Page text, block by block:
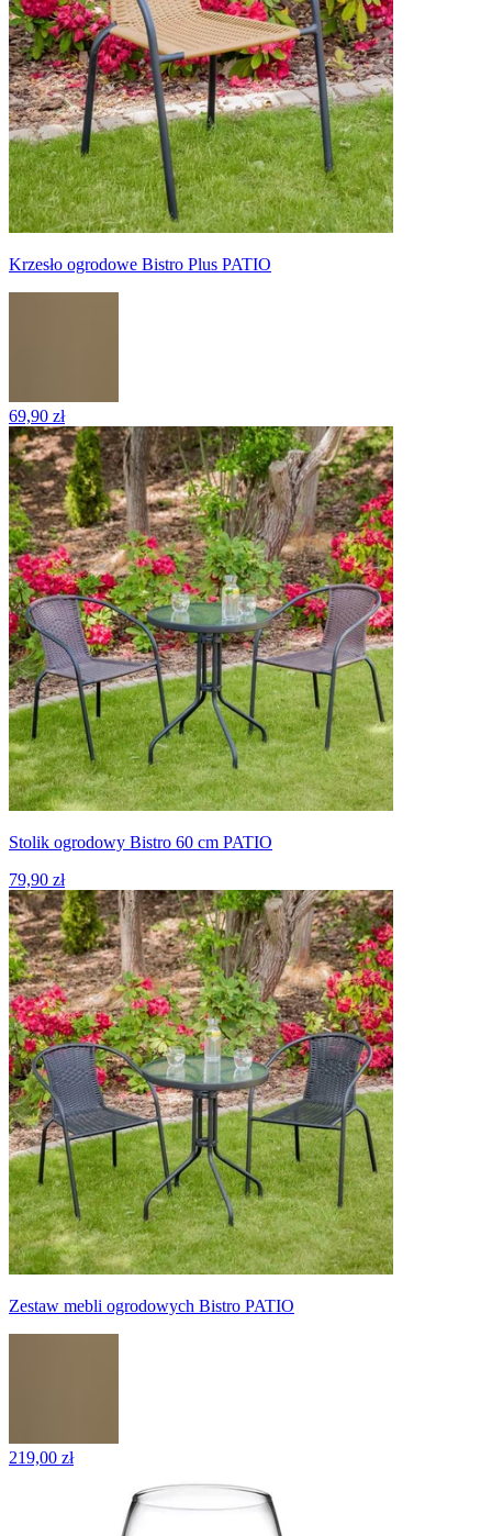
Krzesło ogrodowe Bistro Plus PATIO
69,90 zł
Stolik ogrodowy Bistro 60 cm PATIO
79,90 zł
Zestaw mebli ogrodowych Bistro PATIO
219,00 zł